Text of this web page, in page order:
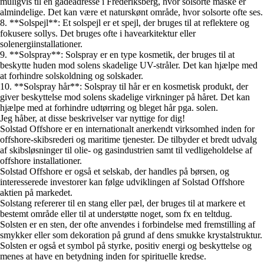
almindelige. Det kan være et naturskønt område, hvor solsorte ofte ses.
8. **Solspejl**: Et solspejl er et spejl, der bruges til at reflektere og
fokusere sollys. Det bruges ofte i havearkitektur eller
solenergiinstallationer.
9. **Solspray**: Solspray er en type kosmetik, der bruges til at
beskytte huden mod solens skadelige UV-stråler. Det kan hjælpe med
at forhindre solskoldning og solskader.
10. **Solspray hår**: Solspray til hår er en kosmetisk produkt, der
giver beskyttelse mod solens skadelige virkninger på håret. Det kan
hjælpe med at forhindre udtørring og bleget hår pga. solen.
Jeg håber, at disse beskrivelser var nyttige for dig!
Solstad Offshore er en internationalt anerkendt virksomhed inden for
offshore-skibsrederi og maritime tjenester. De tilbyder et bredt udvalg
af skibsløsninger til olie- og gasindustrien samt til vedligeholdelse af
offshore installationer.
Solstad Offshore er også et selskab, der handles på børsen, og
interesserede investorer kan følge udviklingen af Solstad Offshore
aktien på markedet.
Solstang refererer til en stang eller pæl, der bruges til at markere et
bestemt område eller til at understøtte noget, som fx en teltdug.
Solsten er en sten, der ofte anvendes i forbindelse med fremstilling af
smykker eller som dekoration på grund af dens smukke krystalstruktur.
Solsten er også et symbol på styrke, positiv energi og beskyttelse og
menes at have en betydning inden for spirituelle kredse.